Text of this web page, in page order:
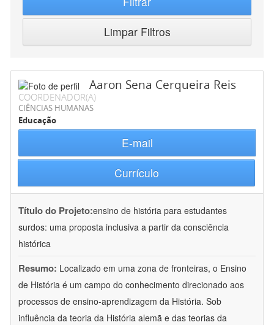
Limpar Filtros
Aaron Sena Cerqueira Reis
COORDENADOR(A)
CIÊNCIAS HUMANAS
Educação
E-mail
Currículo
Título do Projeto:ensino de história para estudantes
surdos: uma proposta inclusiva a partir da consciência
histórica
Resumo: Localizado em uma zona de fronteiras, o Ensino
de História é um campo do conhecimento direcionado aos
processos de ensino-aprendizagem da História. Sob
influência da teoria da História alemã e das teorias da